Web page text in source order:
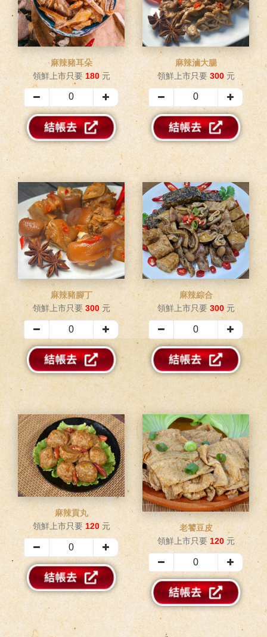
麻辣豬耳朵
領鮮上市只要180元
麻辣滷大腸
領鮮上市只要300元
麻辣豬腳丁
領鮮上市只要 300元
麻辣綜合
領鮮上市只要 300元
麻辣貢丸
領鮮上市只要 120元
老饕豆皮
領鮮上市只要 120元